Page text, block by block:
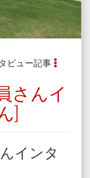
ビュー記事
さんイ
]
インタ